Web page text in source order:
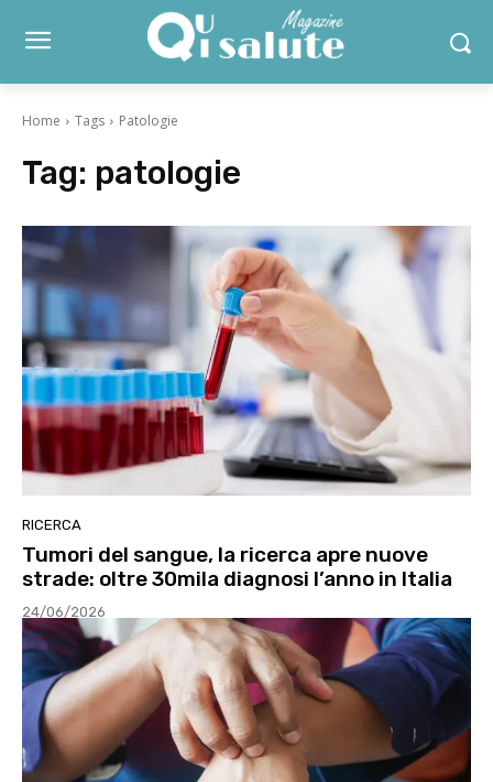
Home Tags Patologie
Tag: patologie
RICERCA
Tumori del sangue, la ricerca apre nuove
strade: oltre 30mila diagnosi l’anno in Italia
24/06/2026